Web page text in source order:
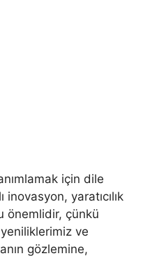
için dile
yaratıcılık
önemlidir, çünkü
yeniliklerimiz ve
gözlemine,